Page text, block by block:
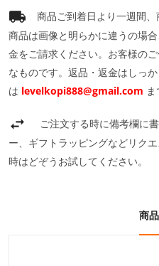
商品ご到着日より一週間
商品は画像と明らかに違うの場
金をご請求ください。お客様の
なものです。返品・返金はしっ
は levelkopi888@gmail.com
ご注文する時に備考欄に
ー、ギフトラッピングなどリク
時はどぞうお試してください。
商